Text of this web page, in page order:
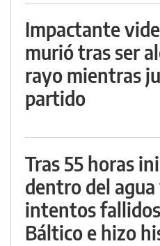
Impactante
murió tras ser
rayo mientras
partido
Tras 55 horas
dentro del
intentos
Báltico e hizo